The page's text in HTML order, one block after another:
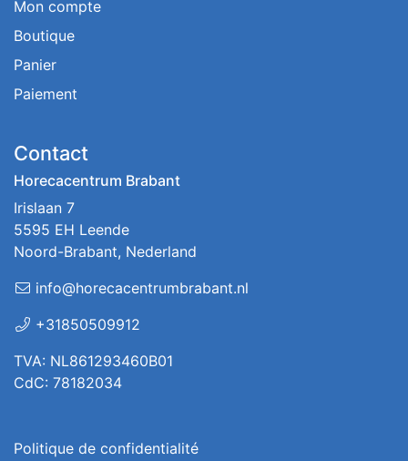
Mon compte
Boutique
Panier
Paiement
Contact
Horecacentrum Brabant
Irislaan 7
5595 EH Leende
Noord-Brabant, Nederland
info@horecacentrumbrabant.nl
+31850509912
TVA: NL861293460B01
CdC: 78182034
Politique de confidentialité